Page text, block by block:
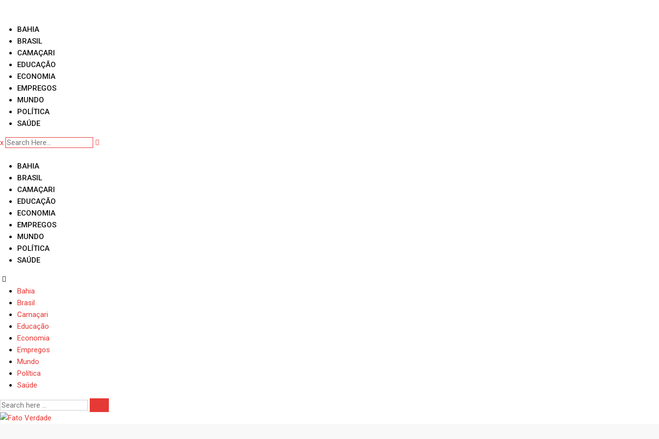
contentBAHIA
BRASIL
CAMAÇARI
EDUCAÇÃO
ECONOMIA
EMPREGOS
MUNDO
POLÍTICA
SAÚDE
x
BAHIA
BRASIL
CAMAÇARI
EDUCAÇÃO
ECONOMIA
EMPREGOS
MUNDO
POLÍTICA
SAÚDE
Bahia
Brasil
Camaçari
Educação
Economia
Empregos
Mundo
Política
Saúde